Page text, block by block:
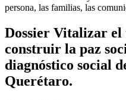
persona, las familias, las
Dossier Vitalizar
construir la paz
diagnóstico social
Querétaro.